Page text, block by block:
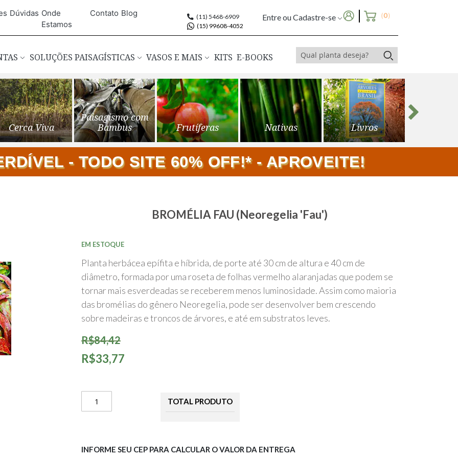
Dúvidas Onde
Estamos
Contato Blog
(11) 5468-6909
(15) 99608-4052
Entre ou Cadastre-se (0)
SOLUÇÕES PAISAGÍSTICAS VASOS E MAIS KITS E-BOOKS
Cerca Viva
Paisagismo com
Bambus
Frutíferas Nativas Livros
- TODO SITE 60% OFF!* - APROVEITE!
BROMÉLIA FAU (Neoregelia 'Fau')
R$84,42
R$33,77
EM ESTOQUE
Planta herbácea epífita e híbrida, de porte até 30 cm de altura e 40 cm de
diâmetro, formada por uma roseta de folhas vermelho alaranjadas que podem se
tornar mais esverdeadas se receberem menos luminosidade. Assim como maioria
das bromélias do gênero Neoregelia, pode ser desenvolver bem crescendo
sobre madeiras e troncos de árvores, e até em substratos leves.
TOTAL PRODUTO
INFORME SEU CEP PARA CALCULAR O VALOR DA ENTREGA